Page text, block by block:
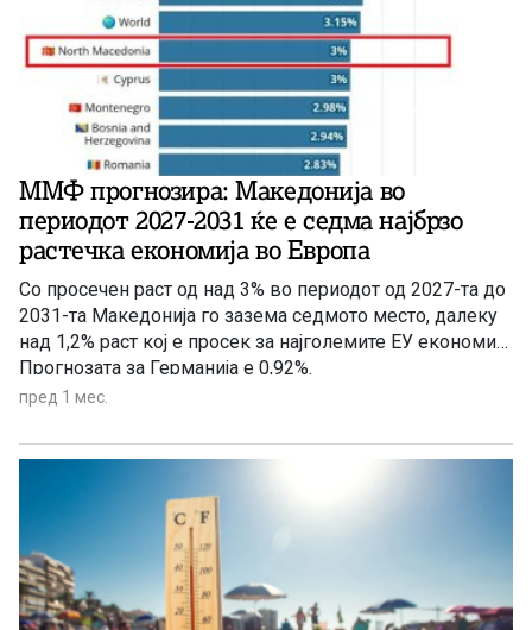
„Нова Македонија“.
ММФ прогнозира: Македонија во
периодот 2027-2031 ќе е седма најбрзо
растечка економија во Европа
Со просечен раст од над 3% во периодот од 2027-та до
2031-та Македонија го зазема седмото место, далеку
над 1,2% раст кој е просек за најголемите ЕУ економии.
Прогнозата за Германија е 0,92%.
пред 1 мес.